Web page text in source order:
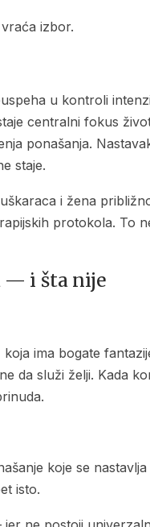
vraća izbor.
centralni fokus
ponašanja.
staje.
protokola. To
— i šta nije
da služi želji. Kada
isto.